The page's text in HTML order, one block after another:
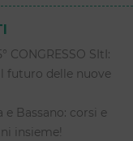
CONGRESSO SItI:
futuro delle nuove
e Bassano: corsi e
insieme!